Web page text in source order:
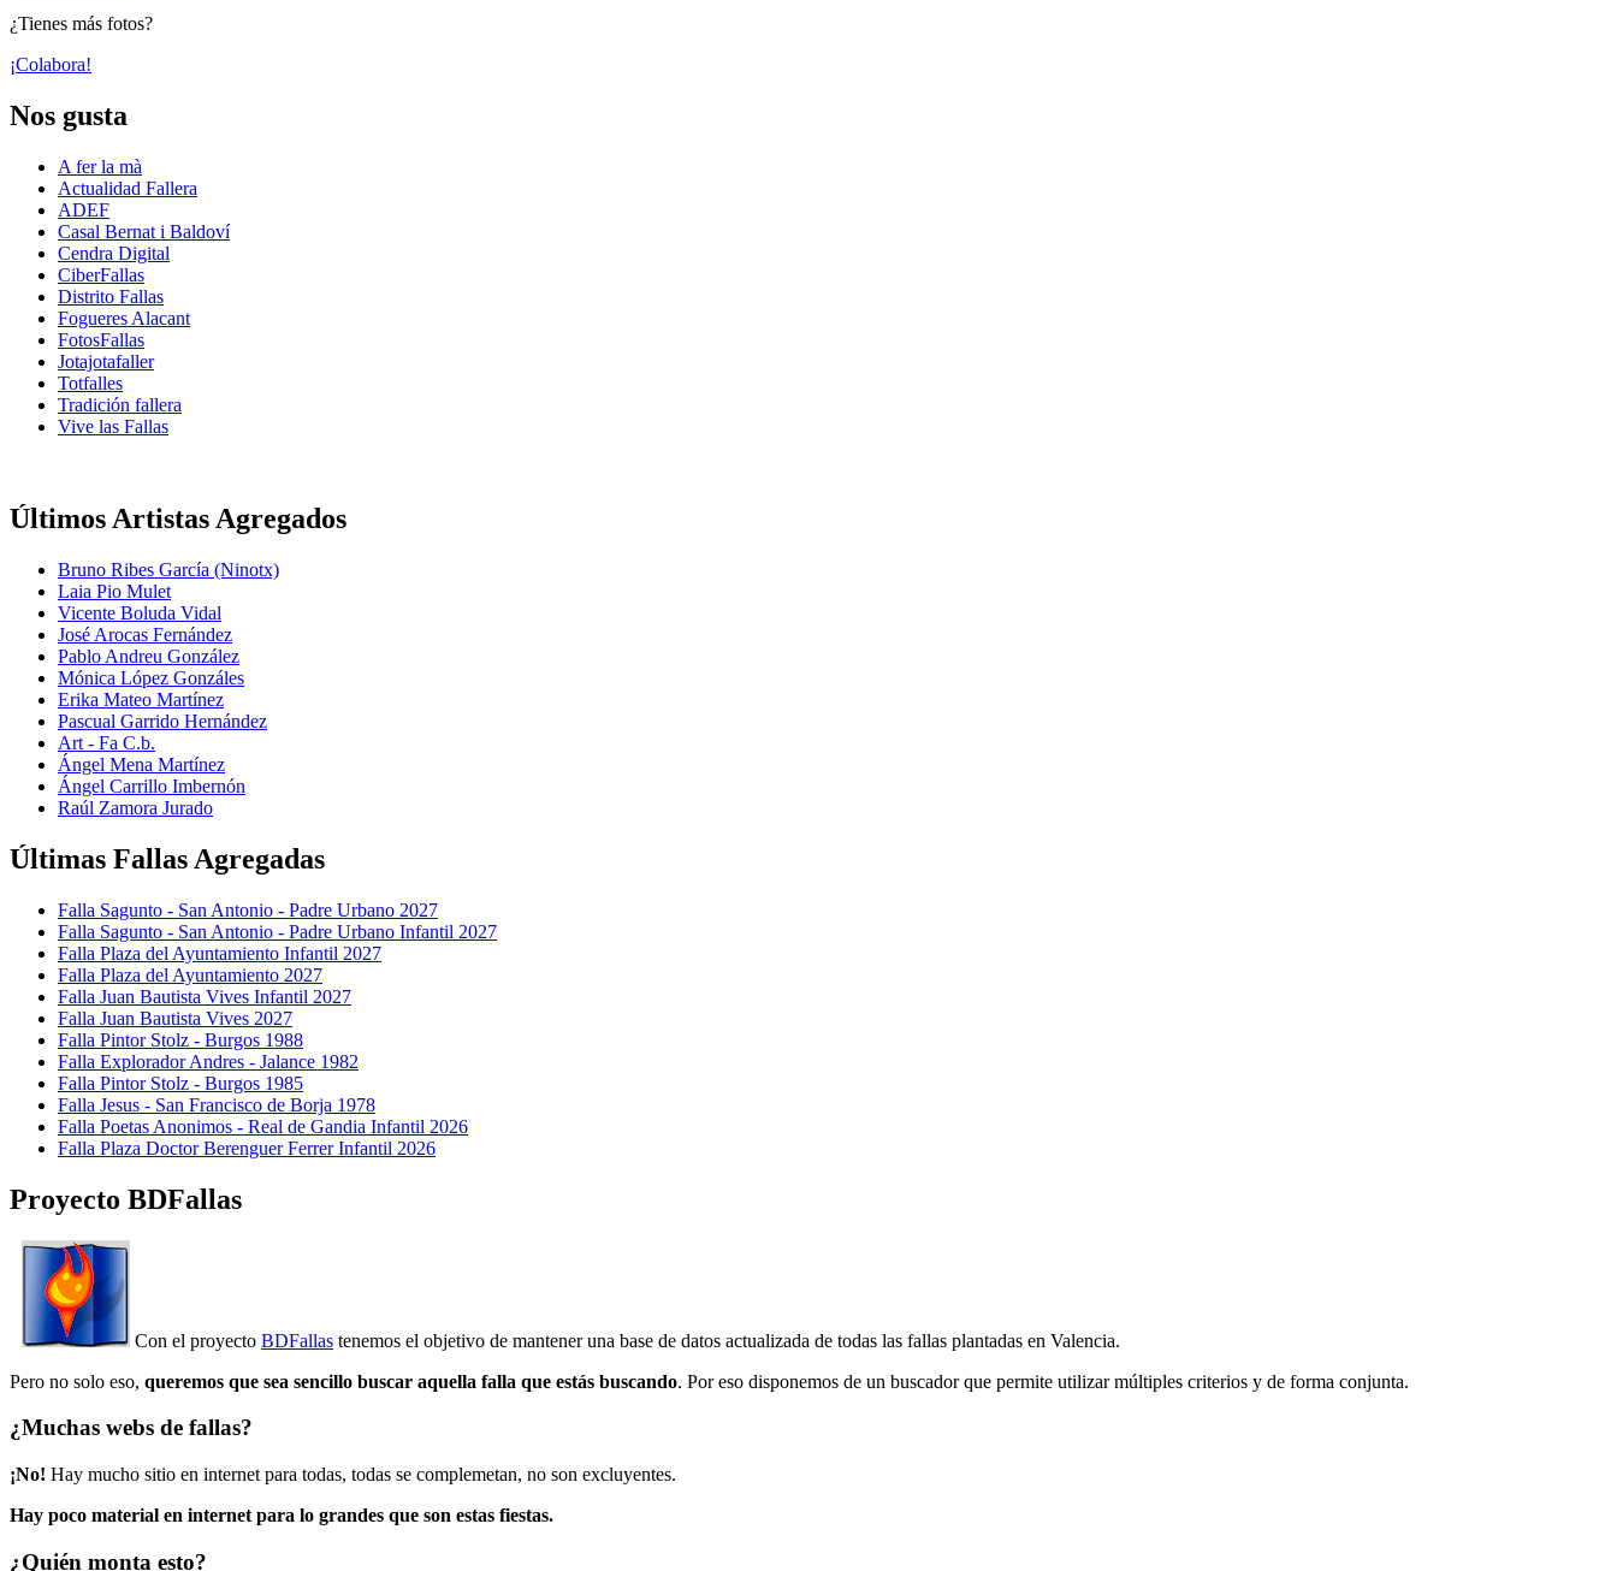
¿Tienes más fotos?
¡Colabora!
Nos gusta
A fer la mà
Actualidad Fallera
ADEF
Casal Bernat i Baldoví
Cendra Digital
CiberFallas
Distrito Fallas
Fogueres Alacant
FotosFallas
Jotajotafaller
Totfalles
Tradición fallera
Vive las Fallas
Últimos Artistas Agregados
Bruno Ribes García (Ninotx)
Laia Pio Mulet
Vicente Boluda Vidal
José Arocas Fernández
Pablo Andreu González
Mónica López Gonzáles
Erika Mateo Martínez
Pascual Garrido Hernández
Art - Fa C.b.
Ángel Mena Martínez
Ángel Carrillo Imbernón
Raúl Zamora Jurado
Últimas Fallas Agregadas
Falla Sagunto - San Antonio - Padre Urbano 2027
Falla Sagunto - San Antonio - Padre Urbano Infantil 2027
Falla Plaza del Ayuntamiento Infantil 2027
Falla Plaza del Ayuntamiento 2027
Falla Juan Bautista Vives Infantil 2027
Falla Juan Bautista Vives 2027
Falla Pintor Stolz - Burgos 1988
Falla Explorador Andres - Jalance 1982
Falla Pintor Stolz - Burgos 1985
Falla Jesus - San Francisco de Borja 1978
Falla Poetas Anonimos - Real de Gandia Infantil 2026
Falla Plaza Doctor Berenguer Ferrer Infantil 2026
Proyecto BDFallas
Con el proyecto BDFallas tenemos el objetivo de mantener una base de datos actualizada de todas las fallas plantadas en Valencia.
Pero no solo eso, queremos que sea sencillo buscar aquella falla que estás buscando. Por eso disponemos de un buscador que permite utilizar múltiples criterios y de forma conjunta.
¿Muchas webs de fallas?
¡No! Hay mucho sitio en internet para todas, todas se complemetan, no son excluyentes.
Hay poco material en internet para lo grandes que son estas fiestas.
¿Quién monta esto?